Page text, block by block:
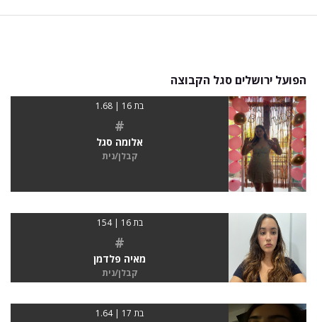
הפועל ירושלים סגל הקבוצה
בת 16 | 1.68
#
אלומה סגל
קבלן/נית
בת 16 | 154
#
מאיה פלדמן
קבלן/נית
בת 17 | 1.64